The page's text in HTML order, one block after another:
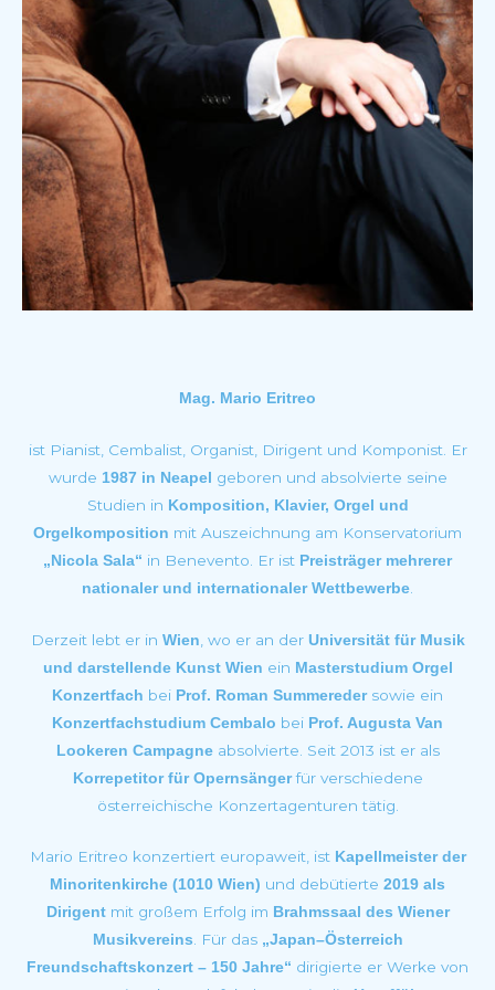
Mag. Mario Eritreo
ist Pianist, Cembalist, Organist, Dirigent und Komponist. Er
wurde 1987 in Neapel geboren und absolvierte seine
Studien in Komposition, Klavier, Orgel und
Orgelkomposition mit Auszeichnung am Konservatorium
„Nicola Sala“ in Benevento. Er ist Preisträger mehrerer
nationaler und internationaler Wettbewerbe
Derzeit lebt er in Wien , wo er an der Universität für Musik
und darstellende Kunst Wien ein Masterstudium Orgel
Konzertfach bei Prof. Roman Summeredersowie ein
Konzertfachstudium Cembalo bei Prof. Augusta Van
Lookeren Campagneabsolvierte. Seit 2013 ist er als
Korrepetitor für Opernsängerfür verschiedene
österreichische Konzertagenturen tätig.
Mario Eritreo konzertiert europaweit, ist Kapellmeister der
Minoritenkirche (1010 Wien) und debütierte 2019 als
Dirigentmit großem Erfolg im Brahmssaal des Wiener
Musikvereins. Für das „Japan–Österreich
Freundschaftskonzert – 150 Jahre“ dirigierte er Werke von